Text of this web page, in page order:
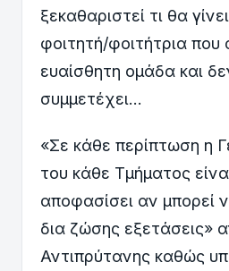
ξεκαθαριστεί τι θα
φοιτητή/φοιτήτρια που
ευαίσθητη ομάδα και
συμμετέχει…
«Σε κάθε περίπτωση η
του κάθε Τμήματος
αποφασίσει αν μπορεί
δια ζώσης εξετάσεις»
Αντιπρύτανης καθώς